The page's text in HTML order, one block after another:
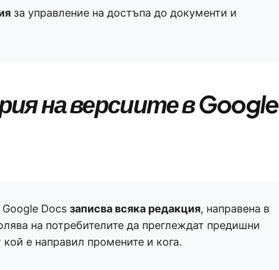
за управление на достъпа до документи и
на версиите в Google
Docs записва всяка редакция, направена в
на потребителите да преглеждат предишни
е направил промените и кога.